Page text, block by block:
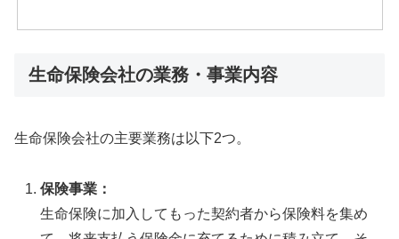
生命保険会社の業務・事業内容
生命保険会社の主要業務は以下2つ。
保険事業：
生命保険に加入してもった契約者から保険料を集め